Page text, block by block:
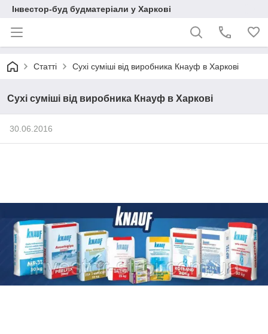
Інвестор-буд будматеріали у Харкові
Статті Сухі суміші від виробника Кнауф в Харкові
Сухі суміші від виробника Кнауф в Харкові
30.06.2016